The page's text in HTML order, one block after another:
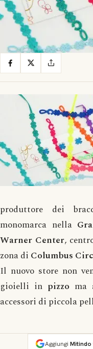
produttore dei
monomarca nella
Warner Center,
zona di Columbus
Il nuovo store non
gioielli in pizzo ma
accessori di piccola
Aggiungi Mitindo